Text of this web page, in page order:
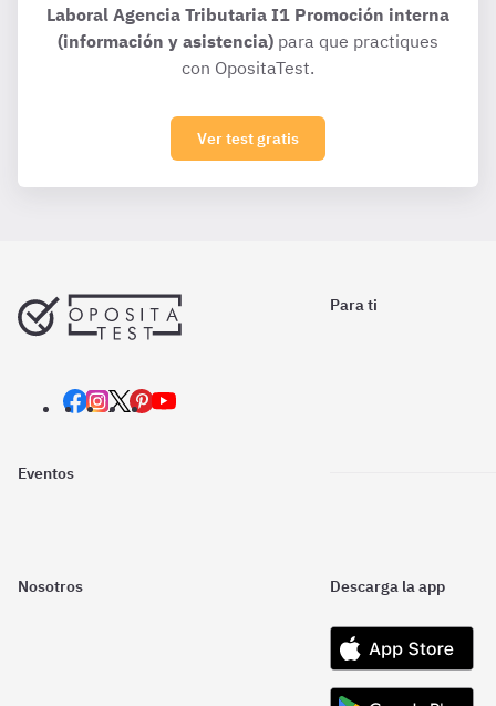
Laboral Agencia Tributaria I1 Promoción interna
(información y asistencia) para que practiques
con OpositaTest.
Ver test gratis
Para ti
Eventos
Nosotros Descarga la app